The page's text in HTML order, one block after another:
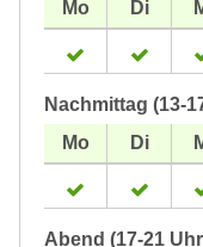
Nachmittag (13-
Abend (17-21